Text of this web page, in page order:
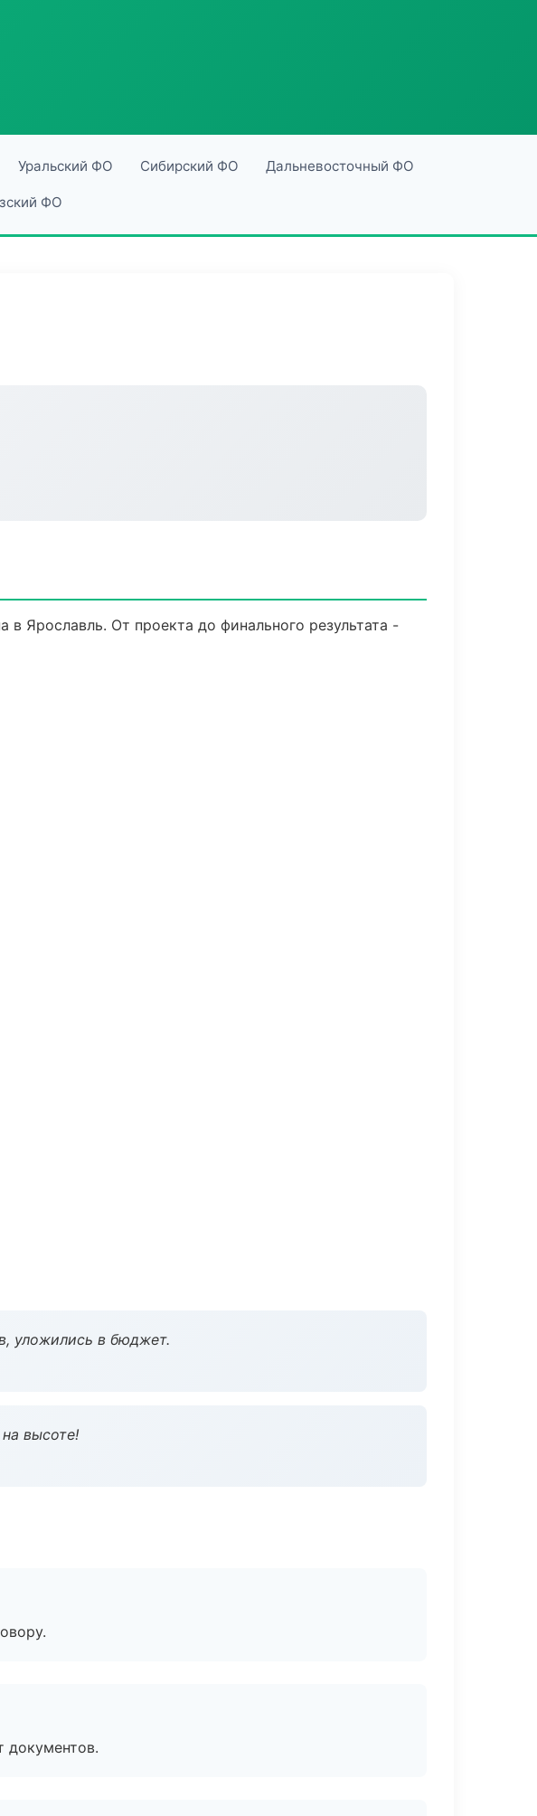
Уральский ФО Сибирский ФО Дальневосточный ФО
ФО
Ярославль. От проекта до финального результата -
уложились в бюджет.
высоте!
документов.